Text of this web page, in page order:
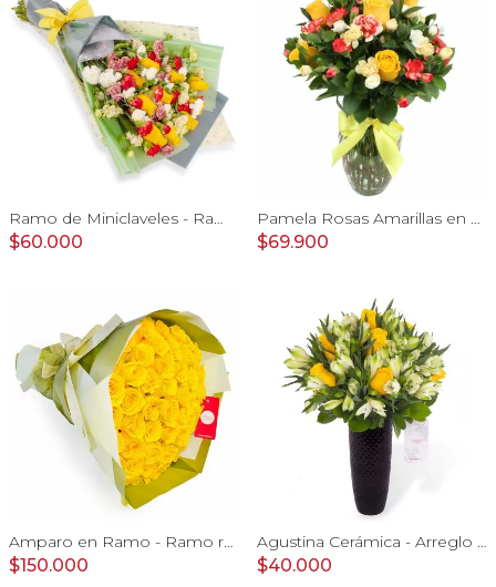
Ramo de Miniclaveles - Ramo de flores extendido con miniclaveles y rosas amarillas
$60.000
Pamela Rosas Amarillas en Ánfora - Florero de vidrio con con rosas amarillas y mini claveles blancos y naranjos
$69.900
Amparo en Ramo - Ramo redondo 50 rosas ecuatorianas amarillo
$150.000
Agustina Cerámica - Arreglo 10 rosas amarillo y astromelia
$40.000